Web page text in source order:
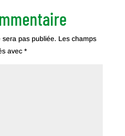
pas publiée. Les champs
avec *